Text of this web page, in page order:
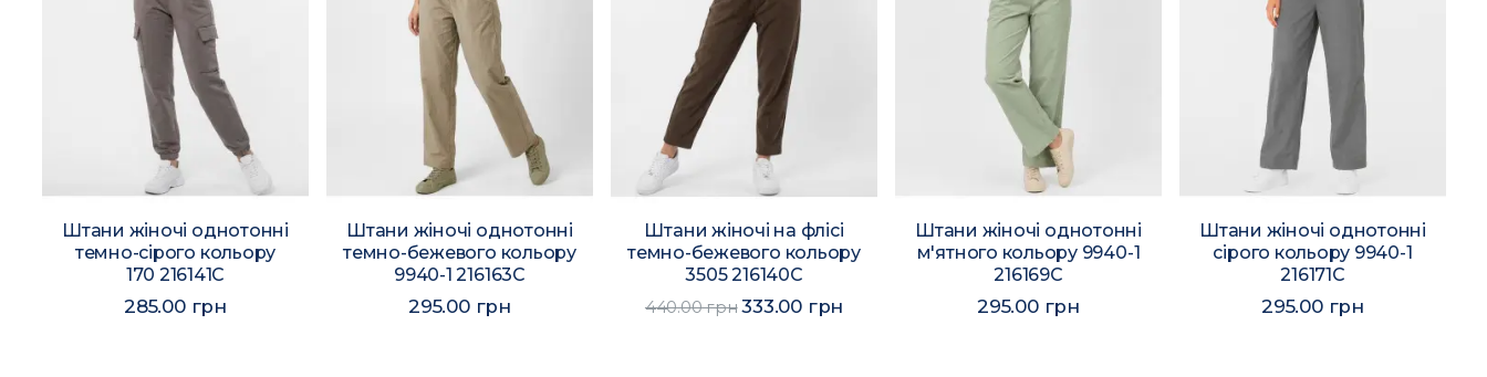
Штани жіночі однотонні
темно-сірого кольору
170 216141C
285.00 грн
Штани жіночі однотонні
темно-бежевого кольору
9940-1 216163C
295.00 грн
Штани жіночі на флісі
темно-бежевого кольору
3505 216140C
440.00 грн333.00 грн
Штани жіночі однотонні
м'ятного кольору 9940-1
216169C
295.00 грн
Штани жіночі однотонні
сірого кольору 9940-1
216171C
295.00 грн